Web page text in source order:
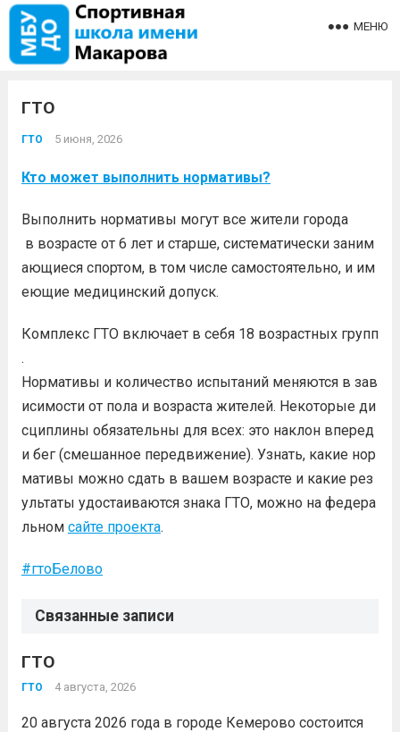
МЕНЮ
ГТО
ГТО 5 июня, 2026
Кто может выполнить нормативы?
Выполнить нормативы могут все жители города
в возрасте от 6 лет и старше, систематически заним
ающиеся спортом, в том числе самостоятельно, и им
еющие медицинский допуск.
Комплекс ГТО включает в себя 18 возрастных групп
.
Нормативы и количество испытаний меняются в зав
исимости от пола и возраста жителей. Некоторые ди
сциплины обязательны для всех: это наклон вперед
и бег (смешанное передвижение). Узнать, какие нор
мативы можно сдать в вашем возрасте и какие рез
ультаты удостаиваются знака ГТО, можно на федера
льном сайте проекта.
#гтоБелово
Связанные записи
ГТО
ГТО 4 августа, 2026
20 августа 2026 года в городе Кемерово состоится